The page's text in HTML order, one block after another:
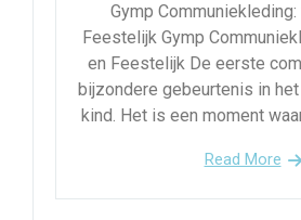
Gymp
Feestelijk Gymp
en Feestelijk De eerste
bijzondere gebeurtenis in
kind. Het is een moment
Read More